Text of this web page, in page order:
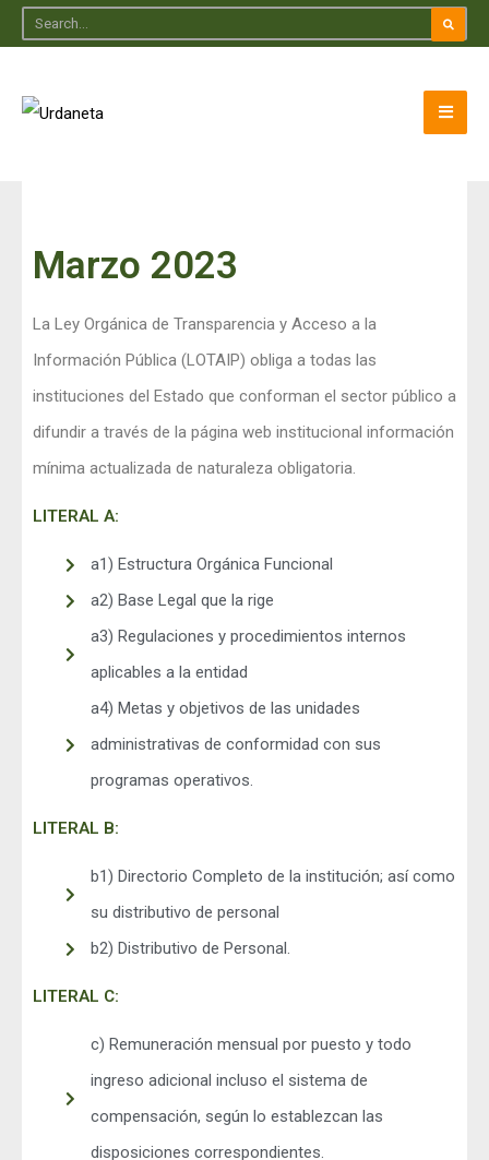
Marzo 2023
La Ley Orgánica de Transparencia y Acceso a la
Información Pública (LOTAIP) obliga a todas las
instituciones del Estado que conforman el sector público a
difundir a través de la página web institucional información
mínima actualizada de naturaleza obligatoria.​​​​
LITERAL A:
a1) Estructura Orgánica Funcional
a2) Base Legal que la rige
a3) Regulaciones y procedimientos internos
aplicables a la entidad
a4) Metas y objetivos de las unidades
administrativas de conformidad con sus
programas operativos.
LITERAL B:
b1) Directorio Completo de la institución; así como
su distributivo de personal
b2) Distributivo de Personal.
LITERAL C:
c) Remuneración mensual por puesto y todo
ingreso adicional incluso el sistema de
compensación, según lo establezcan las
disposiciones correspondientes.